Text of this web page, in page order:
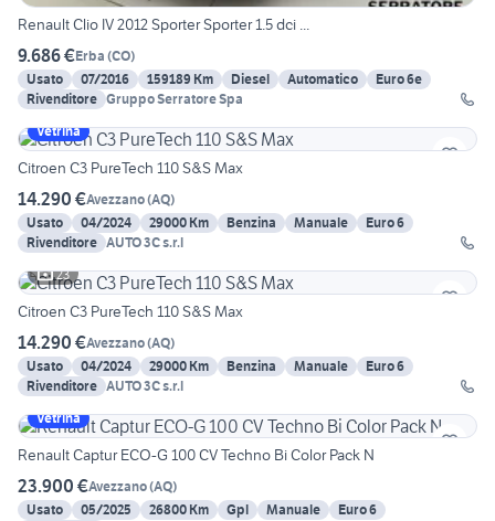
Renault Clio IV 2012 Sporter Sporter 1.5 dci ...
9.686 €Erba (CO)
Usato
07/2016 159189 Km Diesel Automatico
Euro 6e
Rivenditore Gruppo Serratore Spa
Vetrina
Citroen C3 PureTech 110 S&S Max
14.290 €Avezzano(AQ)
Usato
04/2024 29000 Km Benzina Manuale
Euro 6
Rivenditore AUTO 3C s.r.l
23
Citroen C3 PureTech 110 S&S Max
14.290 €Avezzano(AQ)
Usato
04/2024 29000 Km Benzina Manuale
Euro 6
Rivenditore AUTO 3C s.r.l
Vetrina
Renault Captur ECO-G 100 CV Techno Bi Color Pack N
23.900 €Avezzano(AQ)
Usato
05/2025 26800 Km Gpl Manuale
Euro 6